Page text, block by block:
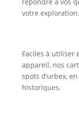
répondre à vos
votre exploration.
Faciles à utiliser
appareil, nos
spots d’urbex,
historiques.